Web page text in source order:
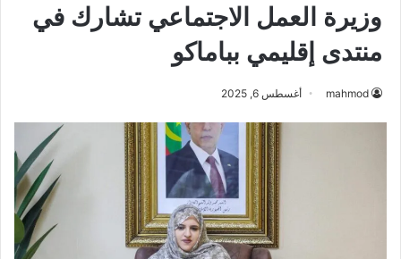
وزيرة العمل الاجتماعي تشارك في
منتدى إقليمي بباماكو
mahmod أغسطس 6, 2025